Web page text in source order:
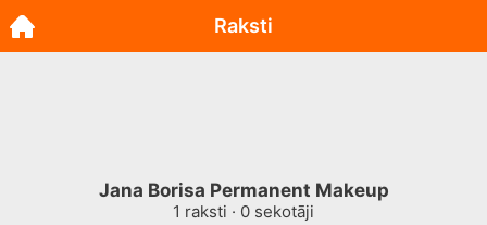
Jana Borisa Permanent Makeup
1 raksti · 0 sekotāji
Raksti